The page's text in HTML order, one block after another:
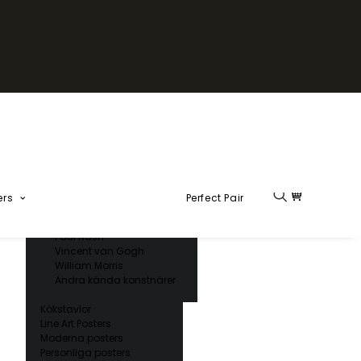
Claude Monet
Paul Nash
Vincent van Gogh
William Morris
Andra kända konstnärer
Kökstavlor
Line Art Posters
Moderna posters
Personliga posters
Perfect Pair